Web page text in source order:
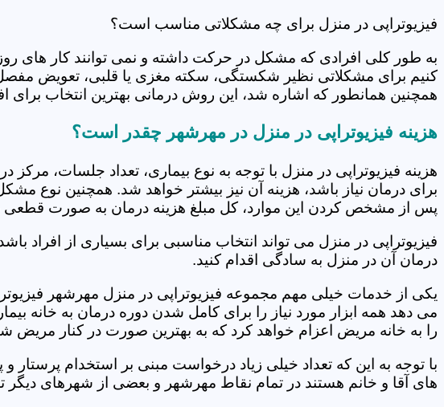
فیزیوتراپی در منزل برای چه مشکلاتی مناسب است؟
به طور کلی افرادی که مشکل در حرکت داشته و نمی توانند کار های
کنیم برای مشکلاتی نظیر شکستگی، سکته مغزی یا قلبی، تعویض
همچنین همانطور که اشاره شد، این روش درمانی بهترین انتخاب برای
هزینه فیزیوتراپی در منزل در مهرشهر چقدر است؟
هزینه فیزیوتراپی در منزل با توجه به نوع بیماری، تعداد جلسات،
برای درمان نیاز باشد، هزینه آن نیز بیشتر خواهد شد. همچنین نوع
پس از مشخص کردن این موارد، کل مبلغ هزینه درمان به صورت قطعی
فیزیوتراپی در منزل می تواند انتخاب مناسبی برای بسیاری از
درمان آن در منزل به سادگی اقدام کنید.
یکی از خدمات خیلی مهم مجموعه فیزیوتراپی در منزل مهرشهر
می دهد همه ابزار مورد نیاز را برای کامل شدن دوره درمان به خانه
را به خانه مریض اعزام خواهد کرد که به بهترین صورت در کنار مریض
با توجه به این که تعداد خیلی زیاد درخواست مبنی بر استخدام
های آقا و خانم هستند در تمام نقاط مهرشهر و بعضی از شهرهای دیگر